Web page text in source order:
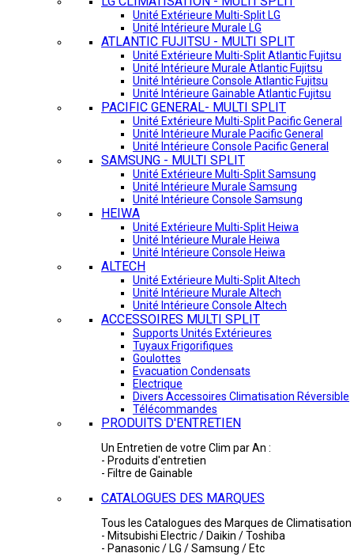
Unité Extérieure Multi-Split LG
Unité Intérieure Murale LG
ATLANTIC FUJITSU - MULTI SPLIT
Unité Extérieure Multi-Split Atlantic Fujitsu
Unité Intérieure Murale Atlantic Fujitsu
Unité Intérieure Console Atlantic Fujitsu
Unité Intérieure Gainable Atlantic Fujitsu
PACIFIC GENERAL- MULTI SPLIT
Unité Extérieure Multi-Split Pacific General
Unité Intérieure Murale Pacific General
Unité Intérieure Console Pacific General
SAMSUNG - MULTI SPLIT
Unité Extérieure Multi-Split Samsung
Unité Intérieure Murale Samsung
Unité Intérieure Console Samsung
HEIWA
Unité Extérieure Multi-Split Heiwa
Unité Intérieure Murale Heiwa
Unité Intérieure Console Heiwa
ALTECH
Unité Extérieure Multi-Split Altech
Unité Intérieure Murale Altech
Unité Intérieure Console Altech
ACCESSOIRES MULTI SPLIT
Supports Unités Extérieures
Tuyaux Frigorifiques
Goulottes
Evacuation Condensats
Electrique
Divers Accessoires Climatisation Réversible
Télécommandes
PRODUITS D'ENTRETIEN
Un Entretien de votre Clim par An :
- Produits d'entretien
- Filtre de Gainable
CATALOGUES DES MARQUES
Tous les Catalogues des Marques de Climatisation
- Mitsubishi Electric / Daikin / Toshiba
- Panasonic / LG / Samsung / Etc